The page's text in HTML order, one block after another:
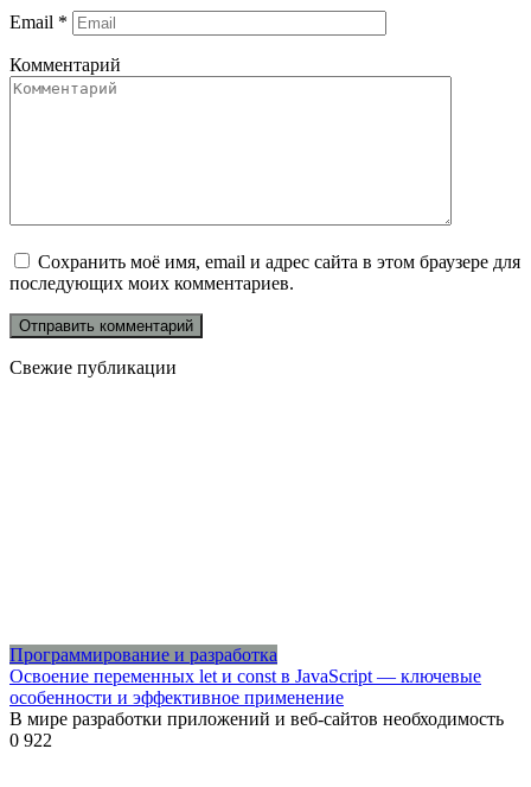
Email *
Комментарий
Сохранить моё имя, email и адрес сайта в этом браузере для
последующих моих комментариев.
Свежие публикации
Программирование и разработка
Освоение переменных let и const в JavaScript — ключевые
особенности и эффективное применение
В мире разработки приложений и веб-сайтов необходимость
0 922